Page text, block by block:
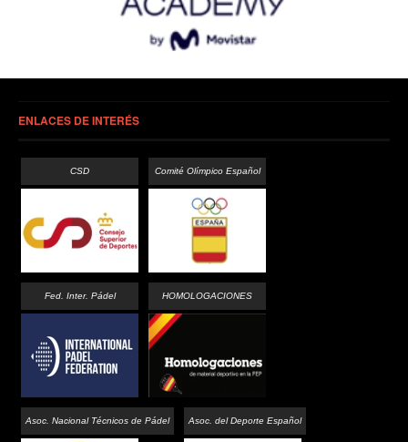
ENLACES DE INTERÉS
CSD Comité Olímpico Español
Fed. Inter. Pádel HOMOLOGACIONES
Asoc. Nacional Técnicos de Pádel Asoc. del Deporte Español